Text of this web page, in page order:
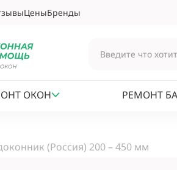
ЦеныБренды
ОКОН РЕМОНТ
(Россия) 200 – 450 мм